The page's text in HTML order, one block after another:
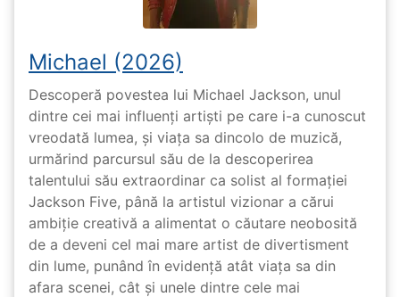
Michael (2026)
Descoperă povestea lui Michael Jackson, unul
dintre cei mai influenți artiști pe care i-a cunoscut
vreodată lumea, și viața sa dincolo de muzică,
urmărind parcursul său de la descoperirea
talentului său extraordinar ca solist al formației
Jackson Five, până la artistul vizionar a cărui
ambiție creativă a alimentat o căutare neobosită
de a deveni cel mai mare artist de divertisment
din lume, punând în evidență atât viața sa din
afara scenei, cât și unele dintre cele mai